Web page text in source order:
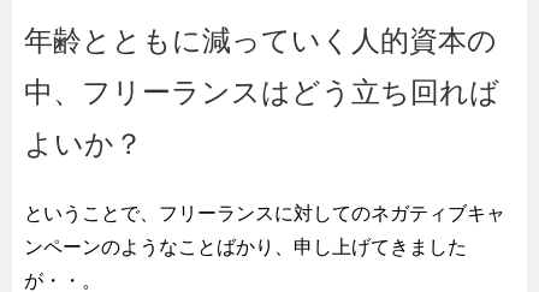
年齢とともに減っていく人的資本の
中、フリーランスはどう立ち回れば
よいか？
ということで、フリーランスに対してのネガティブキャ
ンペーンのようなことばかり、申し上げてきました
が・・。